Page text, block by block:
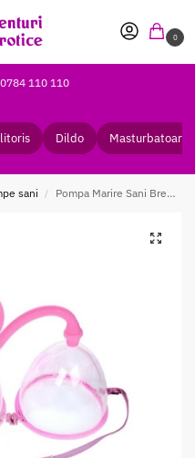
0
110 110
Dildo Masturbatoare
sani / Pompa Marire Sani Breast Pump Baile